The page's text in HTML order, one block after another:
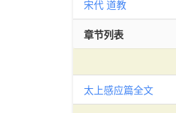
宋代 道教
章节列表
太上感应篇全文